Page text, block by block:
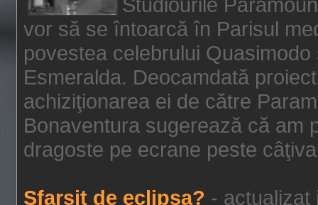
vor să se întoarcă în Parisul
povestea celebrului
Esmeralda. Deocamdată
achiziţionarea ei de către
Bonaventura sugerează că am
dragoste pe ecrane peste
Sfarsit de eclipsa? - actualizat